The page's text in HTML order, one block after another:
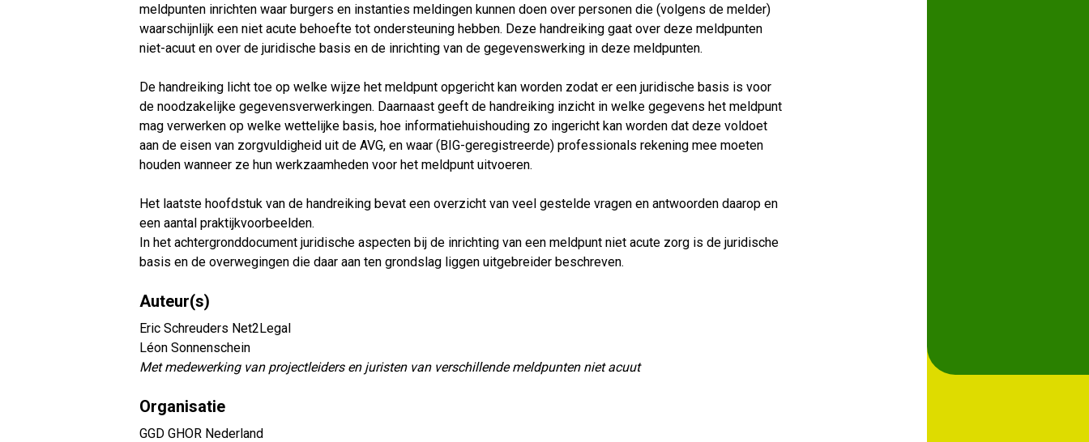
meldpunten inrichten waar burgers en instanties meldingen kunnen doen over personen die (volgens de melder)
waarschijnlijk een niet acute behoefte tot ondersteuning hebben. Deze handreiking gaat over deze meldpunten
niet-acuut en over de juridische basis en de inrichting van de gegevenswerking in deze meldpunten.
De handreiking licht toe op welke wijze het meldpunt opgericht kan worden zodat er een juridische basis is voor
de noodzakelijke gegevensverwerkingen. Daarnaast geeft de handreiking inzicht in welke gegevens het meldpunt
mag verwerken op welke wettelijke basis, hoe informatiehuishouding zo ingericht kan worden dat deze voldoet
aan de eisen van zorgvuldigheid uit de AVG, en waar (BIG-geregistreerde) professionals rekening mee moeten
houden wanneer ze hun werkzaamheden voor het meldpunt uitvoeren.
Het laatste hoofdstuk van de handreiking bevat een overzicht van veel gestelde vragen en antwoorden daarop en
een aantal praktijkvoorbeelden.
In het achtergronddocument juridische aspecten bij de inrichting van een meldpunt niet acute zorg is de juridische
basis en de overwegingen die daar aan ten grondslag liggen uitgebreider beschreven.
Auteur(s)
Eric Schreuders Net2Legal
Léon Sonnenschein
Met medewerking van projectleiders en juristen van verschillende meldpunten niet acuut
Organisatie
GGD GHOR Nederland